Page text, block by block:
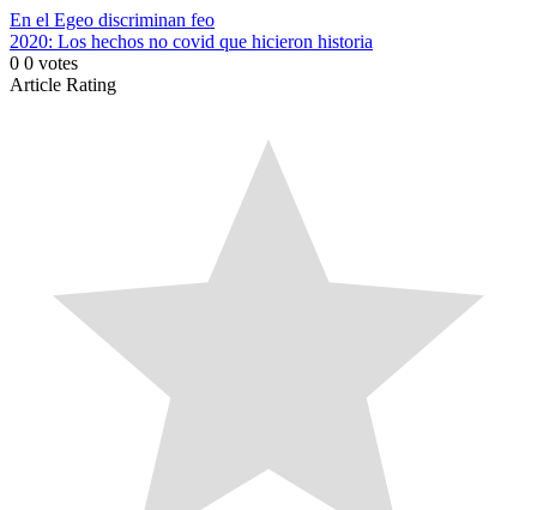
En el Egeo discriminan feo
2020: Los hechos no covid que hicieron historia
0 0 votes
Article Rating